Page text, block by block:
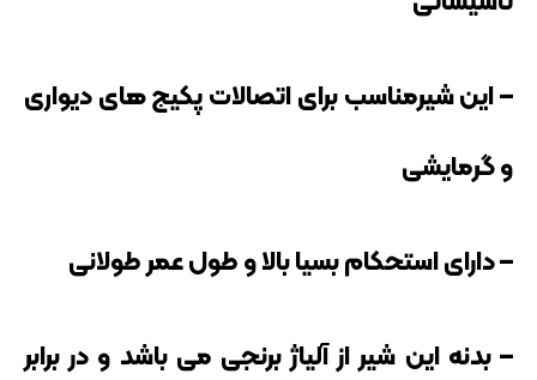
– این شیرمناسب برای اتصالات پکیج های دیواری
و گرمایشی
– دارای استحکام بسیا بالا و طول عمر طولانی
– بدنه این شیر از آلیاژ برنجی می باشد و در برابر